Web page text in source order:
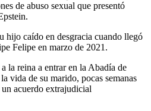
de abuso sexual que presentó
hijo caído en desgracia cuando llegó
Felipe en marzo de 2021.
la reina a entrar en la Abadía de
vida de su marido, pocas semanas
un acuerdo extrajudicial